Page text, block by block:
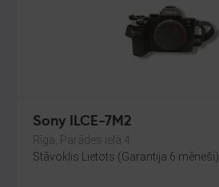
Sony ILCE-7M2
Rīga, Parādes iela 4
Stāvoklis Lietots (Garantija 6 mēneši)